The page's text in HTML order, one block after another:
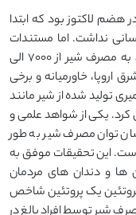
لاکتوز بود که ابتدا
نداشت. اما مستندات
تاریخی نشان می دهد که عادت پذیری انسان به مصرف شیر از ۷۰۰۰ الی
اروپا، خاورمیانه و برخی
تولید شده از شیر مانند
کرد. یکی از شواهد علمی و
توان مصرف شیر به طور
پیش داشته است. این تحقیقات موفق به
ها و دندان های مردمان
پروتئین یک پروتئین شاخص